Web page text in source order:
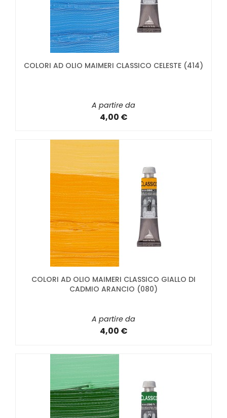
COLORI AD OLIO MAIMERI CLASSICO CELESTE (414)
A partire da
4,00 €
COLORI AD OLIO MAIMERI CLASSICO GIALLO DI
CADMIO ARANCIO (080)
A partire da
4,00 €